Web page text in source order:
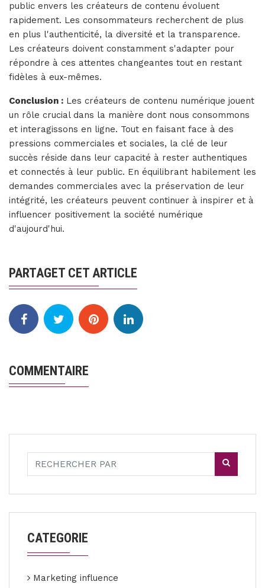
public envers les créateurs de contenu évoluent
rapidement. Les consommateurs recherchent de plus
en plus l'authenticité, la diversité et la transparence.
Les créateurs doivent constamment s'adapter pour
répondre à ces attentes changeantes tout en restant
fidèles à eux-mêmes.
Conclusion : Les créateurs de contenu numérique jouent
un rôle crucial dans la manière dont nous consommons
et interagissons en ligne. Tout en faisant face à des
pressions commerciales et sociales, la clé de leur
succès réside dans leur capacité à rester authentiques
et connectés à leur public. En équilibrant habilement les
demandes commerciales avec la préservation de leur
intégrité, les créateurs peuvent continuer à inspirer et à
influencer positivement la société numérique
d'aujourd'hui.
PARTAGET CET ARTICLE
COMMENTAIRE
CATEGORIE
Marketing influence